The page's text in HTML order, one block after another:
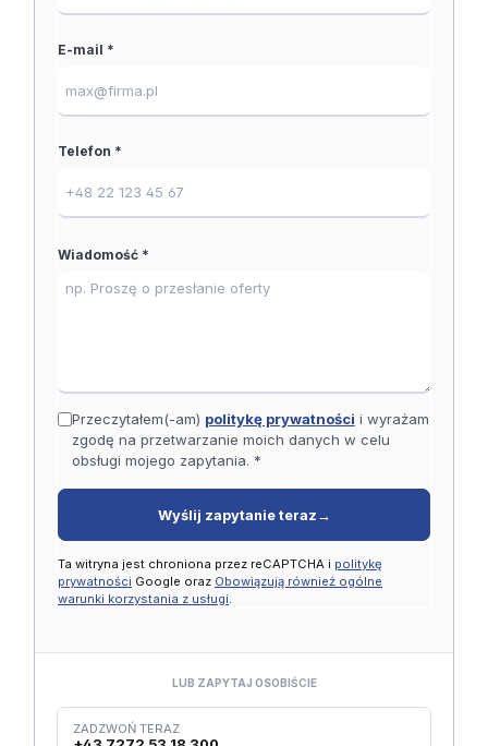
E-mail *
Telefon *
Wiadomość *
Przeczytałem(-am) politykę prywatności i wyrażam
zgodę na przetwarzanie moich danych w celu
obsługi mojego zapytania. *
Wyślij zapytanie teraz →
Ta witryna jest chroniona przez reCAPTCHA i politykę
prywatności Google oraz Obowiązują również ogólne
warunki korzystania z usługi.
LUB ZAPYTAJ OSOBIŚCIE
ZADZWOŃ TERAZ